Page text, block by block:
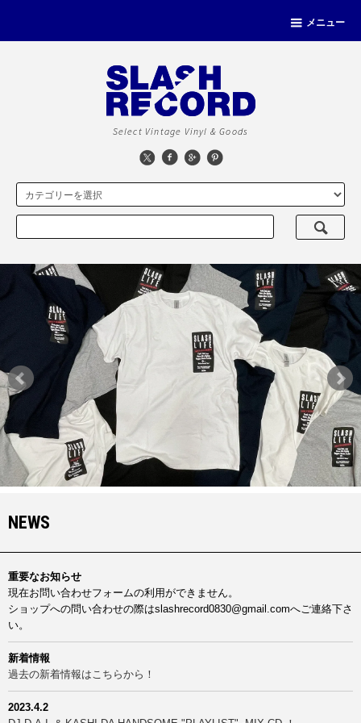
メニュー
Select Vintage Vinyl & Goods
NEWS
重要なお知らせ
現在お問い合わせフォームの利用ができません。
ショップへの問い合わせの際はslashrecord0830@gmail.comへご連絡下さ
い。
新着情報
過去の新着情報はこちらから！
2023.4.2